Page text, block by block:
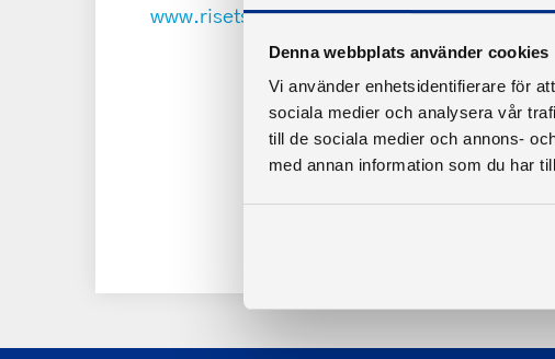
Denna webbplats använder cookies
Vi använder enhetsidentifierare för
sociala medier och analysera vår
till de sociala medier och annons-
med annan information som du har
www.risetsbk.se